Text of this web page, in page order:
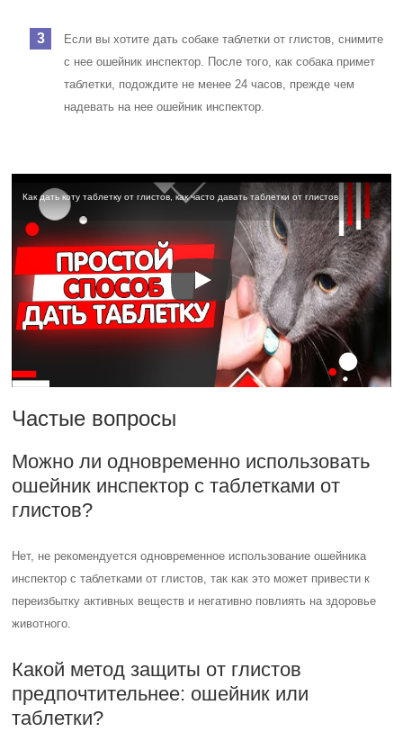
Если вы хотите дать собаке таблетки от глистов, снимите
с нее ошейник инспектор. После того, как собака примет
таблетки, подождите не менее 24 часов, прежде чем
надевать на нее ошейник инспектор.
Как дать коту таблетку от глистов, как часто давать таблетки от глистов
Частые вопросы
Можно ли одновременно использовать
ошейник инспектор с таблетками от
глистов?
Нет, не рекомендуется одновременное использование ошейника
инспектор с таблетками от глистов, так как это может привести к
переизбытку активных веществ и негативно повлиять на здоровье
животного.
Какой метод защиты от глистов
предпочтительнее: ошейник или
таблетки?